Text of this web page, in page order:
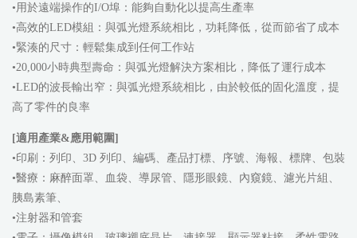
•用於遠端操作的I/O埠：能夠自動化以提高生產率
•高效的LED模組：與弧光燈系統相比，功耗降低，從而節省了成本
•緊湊的尺寸：輕鬆集成到任何工作站
•20,000小時典型壽命：與弧光燈解決方案相比，降低了運行成本
•LED的波長輸出窄：與弧光燈系統相比，由於較低的固化溫度，提
高了零件的良率
[適用產業&應用範圍]
•印刷：列印、3D 列印、編碼、產品打標、序號、海報、標牌、包裝
•醫療：麻醉面罩、血袋、導尿管、隱形眼鏡、內窺鏡、濾光片組、
胰島素筆、
•注射器和管套